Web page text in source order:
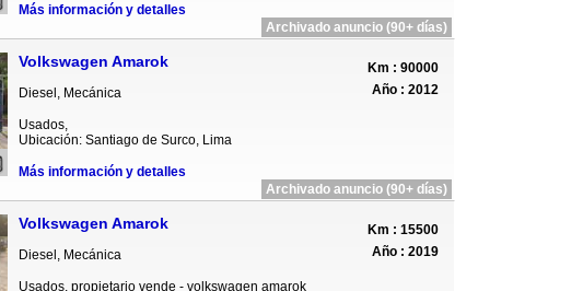
Más información y detalles
Archivado anuncio (90+ días)
Volkswagen Amarok
Diesel, Mecánica
Usados,
Ubicación: Santiago de Surco, Lima
Más información y detalles
Km : 90000
Año : 2012
Archivado anuncio (90+ días)
Volkswagen Amarok
Diesel, Mecánica
Usados, propietario vende - volkswagen amarok
Km : 15500
Año : 2019